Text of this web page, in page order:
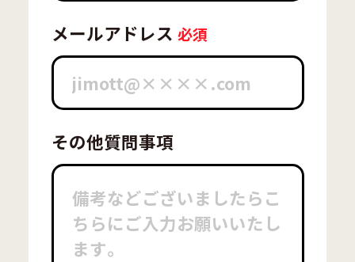
メールアドレス
その他質問事項